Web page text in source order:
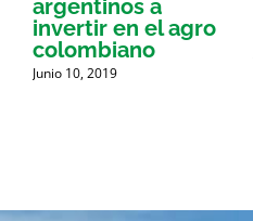
argentinos a
invertir en el agro
colombiano
Junio 10, 2019